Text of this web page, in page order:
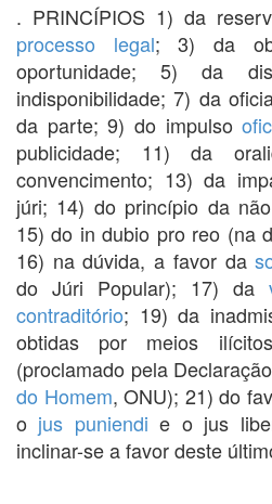
. PRINCÍPIOS 1) da
processo legal; 3) da
oportunidade; 5) da
indisponibilidade; 7) da
da parte; 9) do impulso
publicidade; 11) da
convencimento; 13) da
júri; 14) do princípio da
15) do in dubio pro reo (na
16) na dúvida, a favor da
do Júri Popular); 17) da
contraditório; 19) da
obtidas por meios
(proclamado pela
do Homem, ONU); 21) do
o jus puniendi e o jus
inclinar-se a favor deste